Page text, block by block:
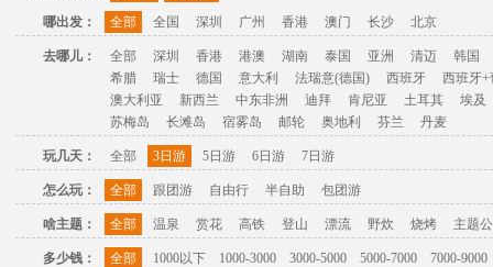
哪出发：
全部 全国 深圳 广州 香港 澳门 长沙 北京
去哪儿： 全部 深圳 香港 港澳 湖南 泰国 亚洲 清迈
韩国
希腊
瑞士 德国 意大利 法瑞意(德国) 西班牙
西班牙+
澳大利亚
新西兰 中东非洲 迪拜 肯尼亚 土耳其
埃及
苏梅岛
长滩岛 宿雾岛 邮轮 奥地利 芬兰 丹麦
玩几天： 全部 3日游 5日游 6日游 7日游
怎么玩： 全部 跟团游 自由行 半自助 包团游
啥主题： 全部 温泉 赏花 高铁 登山 漂流 野炊 烧烤 主题
多少钱： 全部 1000以下 1000-3000 3000-5000 5000-7000
7000-9000